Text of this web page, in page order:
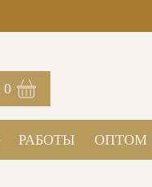
0
РАБОТЫ ОПТОМ